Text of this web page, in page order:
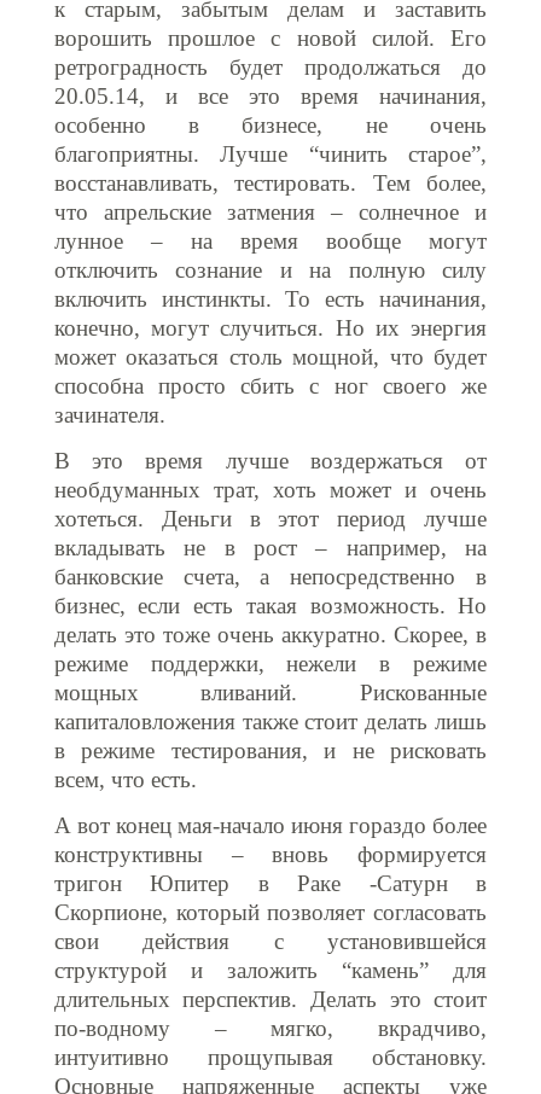
к старым, забытым делам и заставить
ворошить прошлое с новой силой. Его
ретроградность будет продолжаться до
20.05.14, и все это время начинания,
особенно в бизнесе, не очень
благоприятны. Лучше “чинить старое”,
восстанавливать, тестировать. Тем более,
что апрельские затмения – солнечное и
лунное – на время вообще могут
отключить сознание и на полную силу
включить инстинкты. То есть начинания,
конечно, могут случиться. Но их энергия
может оказаться столь мощной, что будет
способна просто сбить с ног своего же
зачинателя.
В это время лучше воздержаться от
необдуманных трат, хоть может и очень
хотеться. Деньги в этот период лучше
вкладывать не в рост – например, на
банковские счета, а непосредственно в
бизнес, если есть такая возможность. Но
делать это тоже очень аккуратно. Скорее, в
режиме поддержки, нежели в режиме
мощных вливаний. Рискованные
капиталовложения также стоит делать лишь
в режиме тестирования, и не рисковать
всем, что есть.
А вот конец мая-начало июня гораздо более
конструктивны – вновь формируется
тригон Юпитер в Раке -Сатурн в
Скорпионе, который позволяет согласовать
свои действия с установившейся
структурой и заложить “камень” для
длительных перспектив. Делать это стоит
по-водному – мягко, вкрадчиво,
интуитивно прощупывая обстановку.
Основные напряженные аспекты уже